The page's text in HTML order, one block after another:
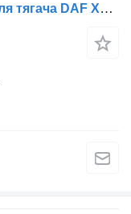
КПП ZF 12TX2210TD 1372001045 для тягача DAF XF106 (2014-)